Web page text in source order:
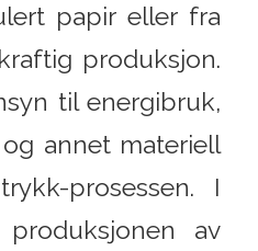
papir eller fra
produksjon.
til energibruk,
annet materiell
prosessen. I
av